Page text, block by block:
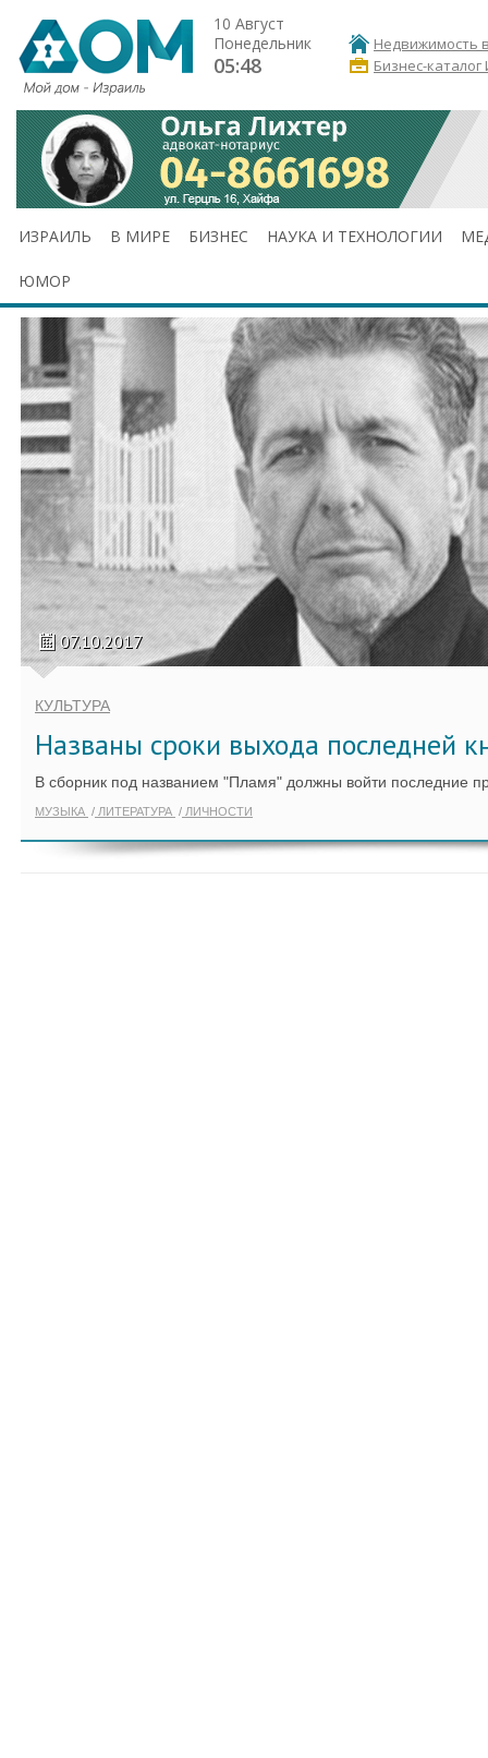
10 Август
Понедельник
05:48
Недвижимость
Бизнес-каталог
ИЗРАИЛЬ В МИРЕ БИЗНЕС НАУКА И ТЕХНОЛОГИИ
ЮМОР
07.10.2017
КУЛЬТУРА
Названы сроки выхода последней
В сборник под названием "Пламя" должны войти последние
МУЗЫКА ЛИТЕРАТУРА ЛИЧНОСТИ